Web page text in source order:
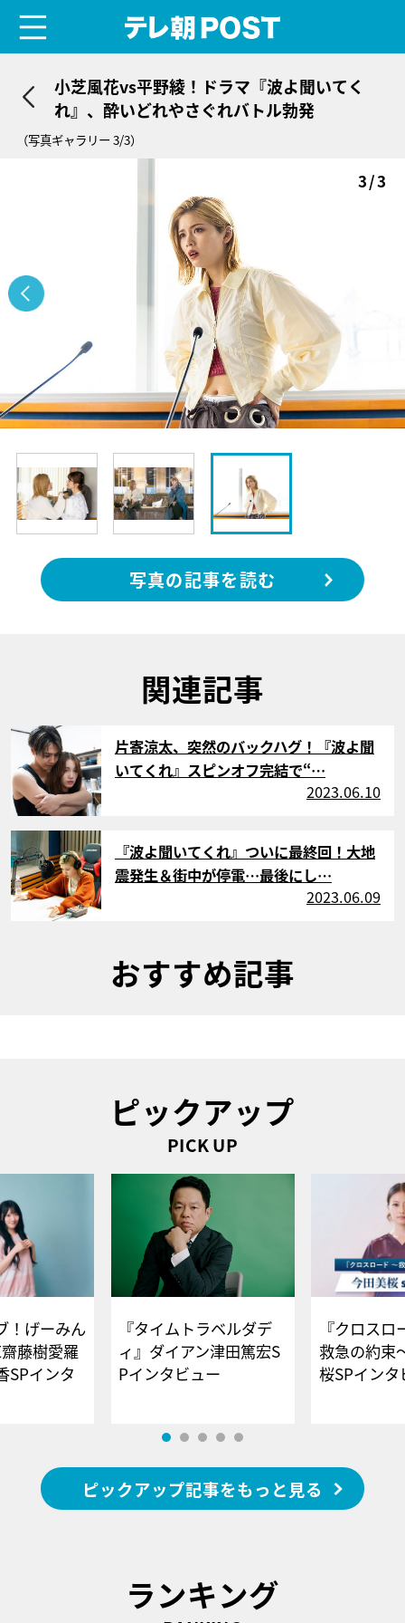
小芝風花vs平野綾！ドラマ『波よ聞いてく
れ』、酔いどれやさぐれバトル勃発
（写真ギャラリー 3/3）
3/3
写真の記事を読む
関連記事
片寄涼太、突然のバックハグ！『波よ聞
いてくれ』スピンオフ完結で“…
2023.06.10
サムネイル
『波よ聞いてくれ』ついに最終回！大地
震発生＆街中が停電…最後にし…
2023.06.09
おすすめ記事
ピックアップ
PICK UP
！げーみん
藤樹愛羅
SPインタ
『タイムトラベルダデ
ィ』ダイアン津田篤宏S
Pインタビュー
『クロス
救急の約束
桜SPイ
ピックアップ記事をもっと見る
ランキング